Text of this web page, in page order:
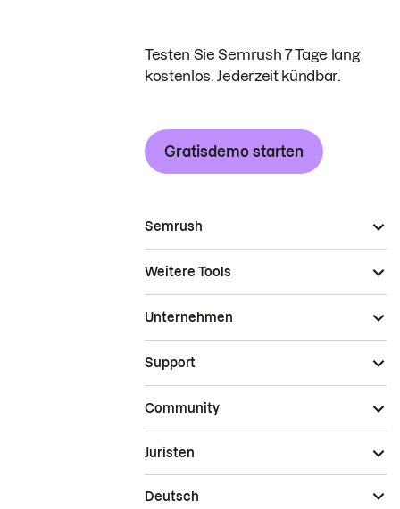
Testen Sie Semrush 7 Tage lang
kostenlos. Jederzeit kündbar.
Gratisdemo starten
Semrush
Weitere Tools
Unternehmen
Support
Community
Juristen
Deutsch